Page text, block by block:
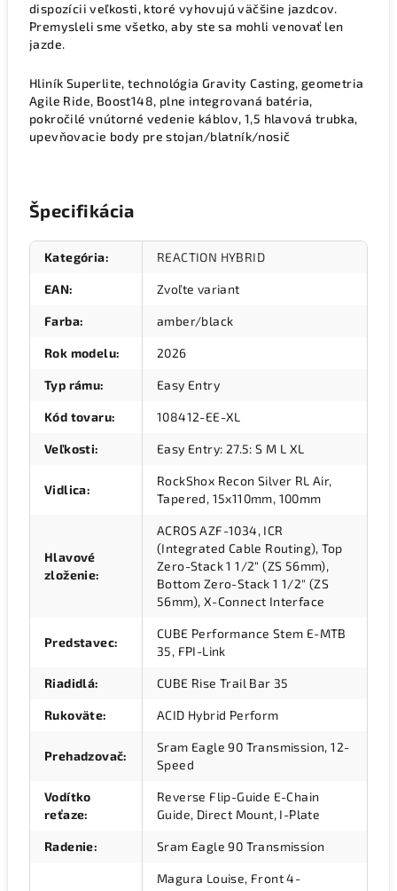
dispozícii veľkosti, ktoré vyhovujú väčšine jazdcov.
Premysleli sme všetko, aby ste sa mohli venovať len
jazde.
Hliník Superlite, technológia Gravity Casting, geometria
Agile Ride, Boost148, plne integrovaná batéria,
pokročilé vnútorné vedenie káblov, 1,5 hlavová trubka,
upevňovacie body pre stojan/blatník/nosič
Špecifikácia
Kategória: REACTION HYBRID
EAN: Zvoľte variant
Farba: amber/black
Rok modelu: 2026
Typ rámu: Easy Entry
Kód tovaru: 108412-EE-XL
Veľkosti: Easy Entry: 27.5: S M L XL
Vidlica:
RockShox Recon Silver RL Air,
Tapered, 15x110mm, 100mm
Hlavové
zloženie:
ACROS AZF-1034, ICR
(Integrated Cable Routing), Top
Zero-Stack 1 1/2" (ZS 56mm),
Bottom Zero-Stack 1 1/2" (ZS
56mm), X-Connect Interface
Predstavec:
CUBE Performance Stem E-MTB
35, FPI-Link
Riadidlá: CUBE Rise Trail Bar 35
Rukoväte: ACID Hybrid Perform
Prehadzovač:
Sram Eagle 90 Transmission, 12-
Speed
Vodítko
reťaze:
Reverse Flip-Guide E-Chain
Guide, Direct Mount, I-Plate
Radenie: Sram Eagle 90 Transmission
Magura Louise, Front 4-